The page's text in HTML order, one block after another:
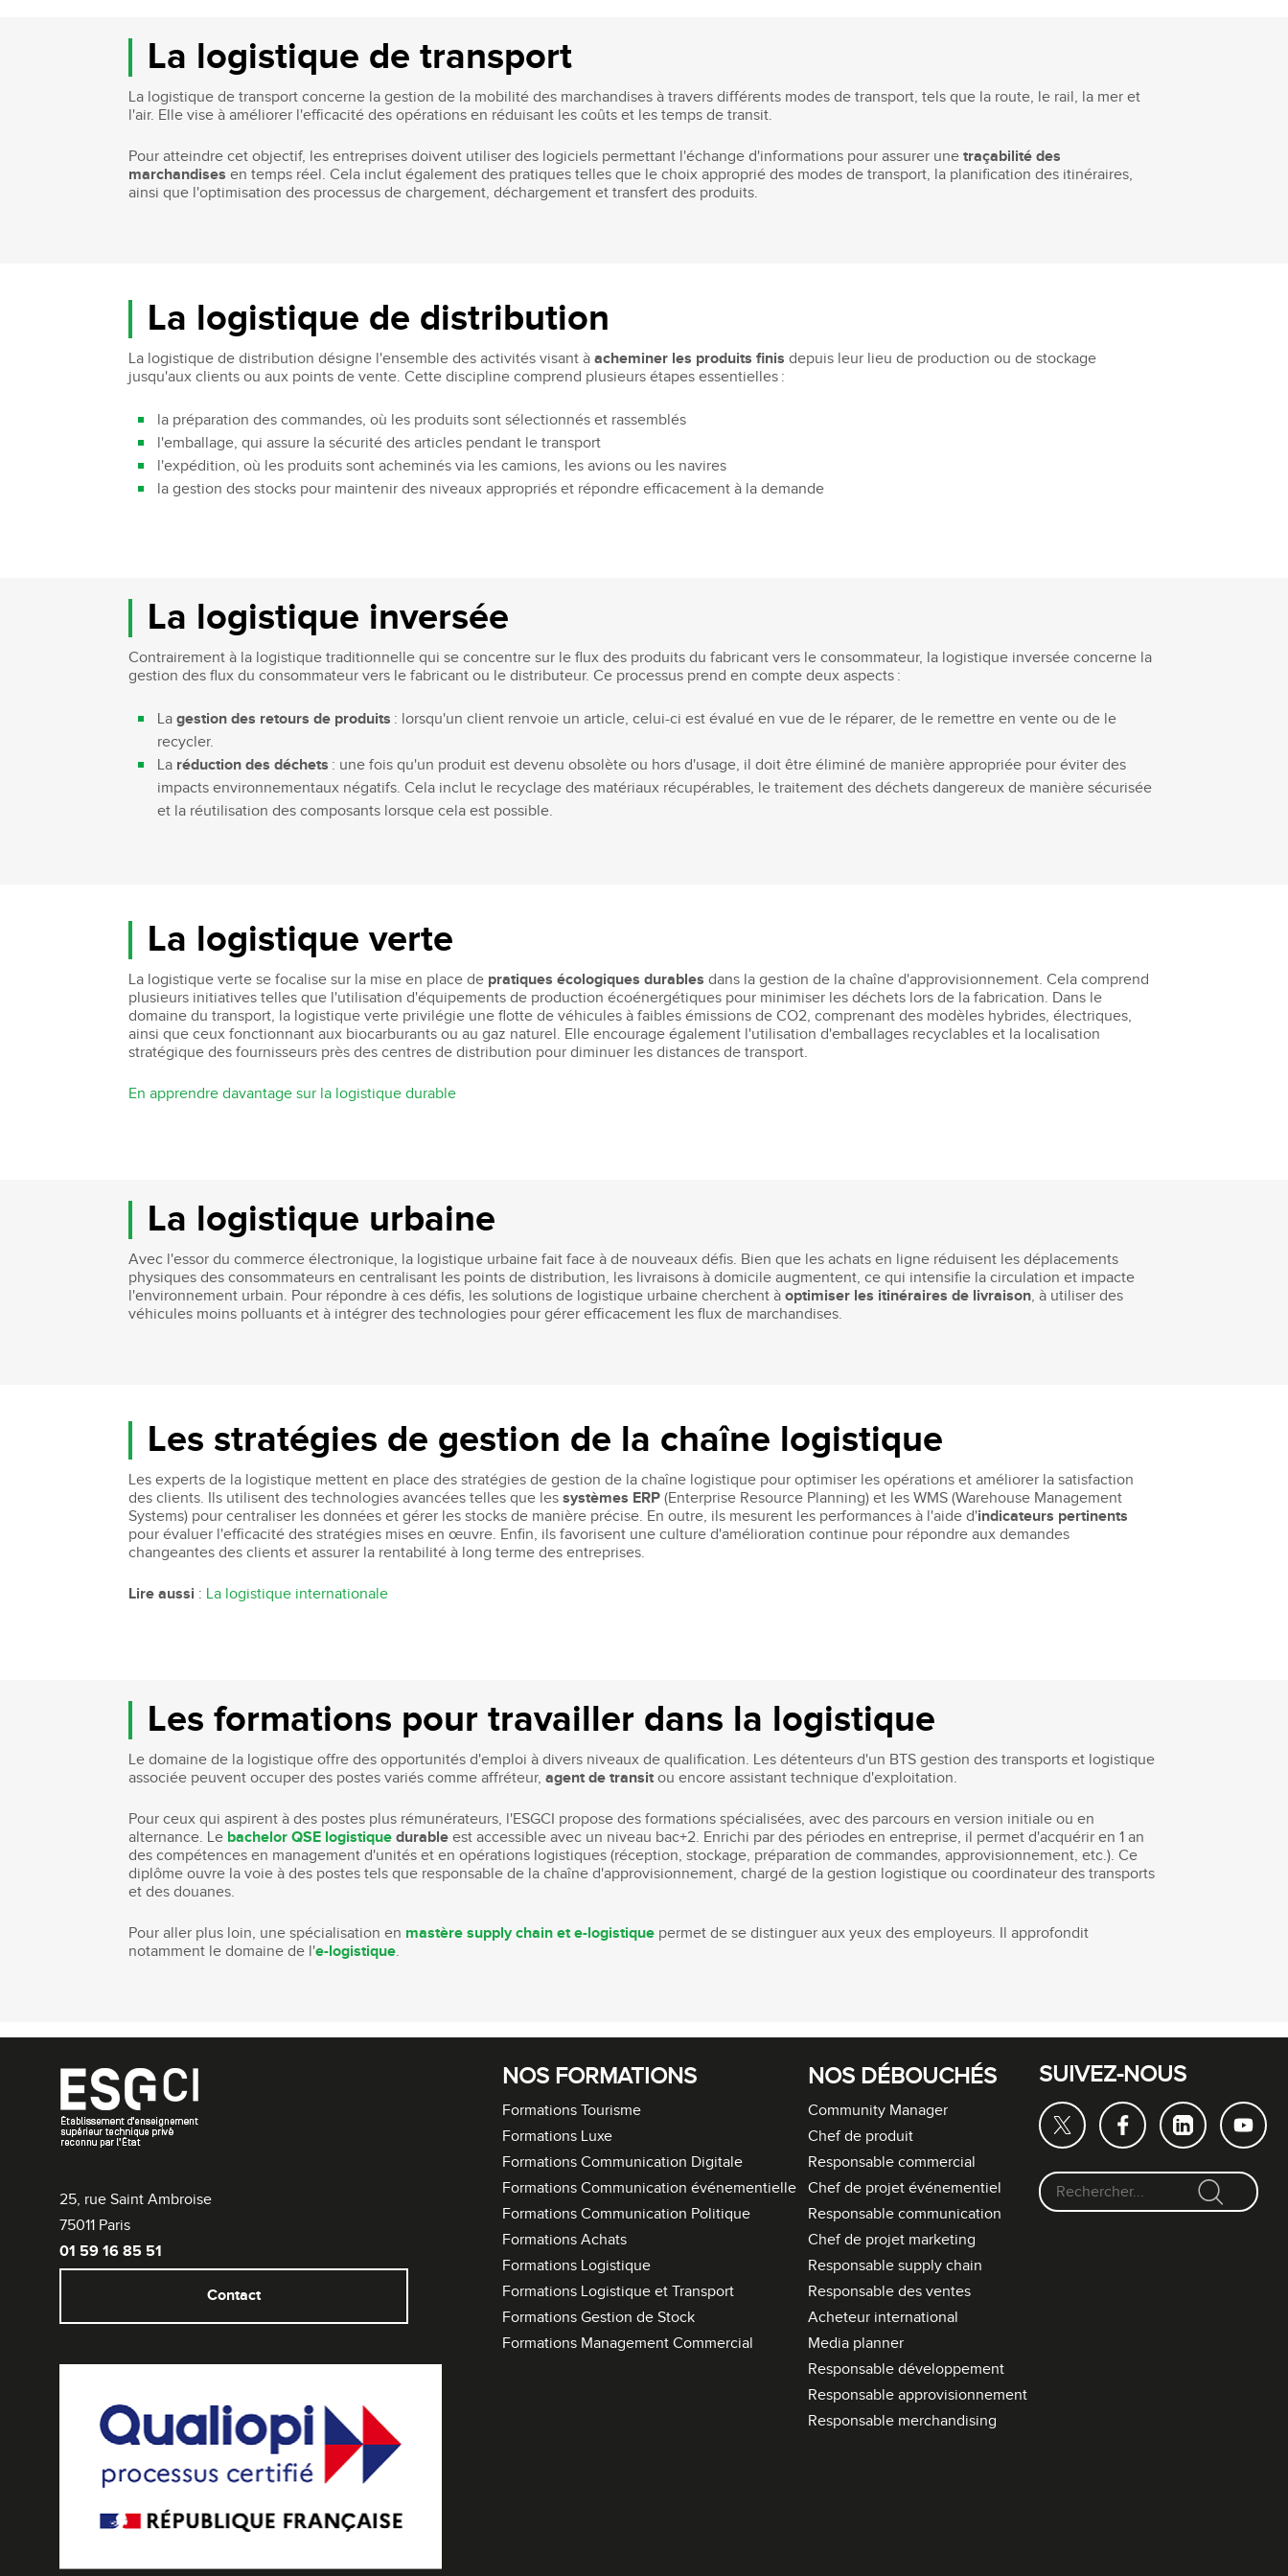
La logistique de transport
La logistique de transport concerne la gestion de la mobilité des marchandises à travers différents modes de transport, tels que la route, le rail, la mer et
l'air. Elle vise à améliorer l'efficacité des opérations en réduisant les coûts et les temps de transit.
Pour atteindre cet objectif, les entreprises doivent utiliser des logiciels permettant l'échange d'informations pour assurer unetraçabilité des
marchandises en temps réel. Cela inclut également des pratiques telles que le choix approprié des modes de transport, la planification des itinéraires,
ainsi que l'optimisation des processus de chargement, déchargement et transfert des produits.
La logistique de distribution
La logistique de distribution désigne l'ensemble des activités visant àacheminer les produits finis depuis leur lieu de production ou de stockage
jusqu'aux clients ou aux points de vente. Cette discipline comprend plusieurs étapes essentielles :
la préparation des commandes, où les produits sont sélectionnés et rassemblés
l'emballage, qui assure la sécurité des articles pendant le transport
l'expédition, où les produits sont acheminés via les camions, les avions ou les navires
la gestion des stocks pour maintenir des niveaux appropriés et répondre efficacement à la demande
La logistique inversée
Contrairement à la logistique traditionnelle qui se concentre sur le flux des produits du fabricant vers le consommateur, la logistique inversée concerne la
gestion des flux du consommateur vers le fabricant ou le distributeur. Ce processus prend en compte deux aspects :
Lagestion des retours de produits : lorsqu'un client renvoie un article, celui-ci est évalué en vue de le réparer, de le remettre en vente ou de le
recycler.
La réduction des déchets : une fois qu'un produit est devenu obsolète ou hors d'usage, il doit être éliminé de manière appropriée pour éviter des
impacts environnementaux négatifs. Cela inclut le recyclage des matériaux récupérables, le traitement des déchets dangereux de manière sécurisée
et la réutilisation des composants lorsque cela est possible.
La logistique verte
La logistique verte se focalise sur la mise en place de pratiques écologiques durables dans la gestion de la chaîne d'approvisionnement. Cela comprend
plusieurs initiatives telles que l'utilisation d'équipements de production écoénergétiques pour minimiser les déchets lors de la fabrication. Dans le
domaine du transport, la logistique verte privilégie une flotte de véhicules à faibles émissions de CO2, comprenant des modèles hybrides, électriques,
ainsi que ceux fonctionnant aux biocarburants ou au gaz naturel. Elle encourage également l'utilisation d'emballages recyclables et la localisation
stratégique des fournisseurs près des centres de distribution pour diminuer les distances de transport.
En apprendre davantage sur la logistique durable
La logistique urbaine
Avec l'essor du commerce électronique, la logistique urbaine fait face à de nouveaux défis. Bien que les achats en ligne réduisent les déplacements
physiques des consommateurs en centralisant les points de distribution, les livraisons à domicile augmentent, ce qui intensifie la circulation et impacte
l'environnement urbain. Pour répondre à ces défis, les solutions de logistique urbaine cherchent àoptimiser les itinéraires de livraison, à utiliser des
véhicules moins polluants et à intégrer des technologies pour gérer efficacement les flux de marchandises.
Les stratégies de gestion de la chaîne logistique
Les experts de la logistique mettent en place des stratégies de gestion de la chaîne logistique pour optimiser les opérations et améliorer la satisfaction
des clients. Ils utilisent des technologies avancées telles que lessystèmes ERP (Enterprise Resource Planning) et les WMS (Warehouse Management
Systems) pour centraliser les données et gérer les stocks de manière précise. En outre, ils mesurent les performances à l'aide d'indicateurs pertinents
pour évaluer l'efficacité des stratégies mises en œuvre. Enfin, ils favorisent une culture d'amélioration continue pour répondre aux demandes
changeantes des clients et assurer la rentabilité à long terme des entreprises.
Lire aussi : La logistique internationale
Les formations pour travailler dans la logistique
Le domaine de la logistique offre des opportunités d'emploi à divers niveaux de qualification. Les détenteurs d'un BTS gestion des transports et logistique
associée peuvent occuper des postes variés comme affréteur,agent de transit ou encore assistant technique d'exploitation.
Pour ceux qui aspirent à des postes plus rémunérateurs, l'ESGCI propose des formations spécialisées, avec des parcours en version initiale ou en
alternance. Le bachelor QSE logistique durable est accessible avec un niveau bac+2. Enrichi par des périodes en entreprise, il permet d'acquérir en 1 an
des compétences en management d'unités et en opérations logistiques (réception, stockage, préparation de commandes, approvisionnement, etc.). Ce
diplôme ouvre la voie à des postes tels que responsable de la chaîne d'approvisionnement, chargé de la gestion logistique ou coordinateur des transports
et des douanes.
Pour aller plus loin, une spécialisation en mastère supply chain et e-logistique permet de se distinguer aux yeux des employeurs. Il approfondit
notamment le domaine de l'e-logistique.
Étudier à l'international
Projets et voyages
Bachelor Marketing digital
Bachelor Commerce Marketing
spécialisation International
Bachelor Communication, projets
Bachelor Communication
Marketing d'influence et Brand Content
Mastère Business Development
Mastère Marketing Produit :
Mastère Big Data & Intelligence
Artificielle
25, rue Saint Ambroise
75011 Paris
01 59 16 85 51
Contact
NOS FORMATIONS
Formations Tourisme
Formations Luxe
Formations Communication Digitale
Formations Communication événementielle
Formations Communication Politique
Formations Achats
Formations Logistique
Formations Logistique et Transport
Formations Gestion de Stock
Formations Management Commercial
NOS DÉBOUCHÉS
Community Manager
Chef de produit
Responsable commercial
Chef de projet événementiel
Responsable communication
Chef de projet marketing
Responsable supply chain
Responsable des ventes
Acheteur international
Media planner
Responsable développement
Responsable approvisionnement
Responsable merchandising
SUIVEZ-NOUS
F